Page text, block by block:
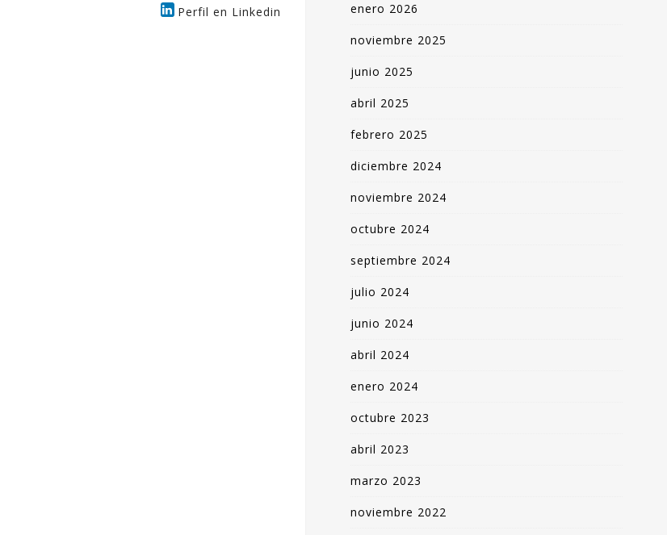
Perfil en Linkedin enero 2026
noviembre 2025
junio 2025
abril 2025
febrero 2025
diciembre 2024
noviembre 2024
octubre 2024
septiembre 2024
julio 2024
junio 2024
abril 2024
enero 2024
octubre 2023
abril 2023
marzo 2023
noviembre 2022